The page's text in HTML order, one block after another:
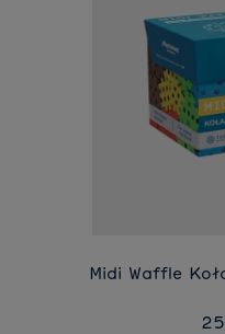
Midi Waffle